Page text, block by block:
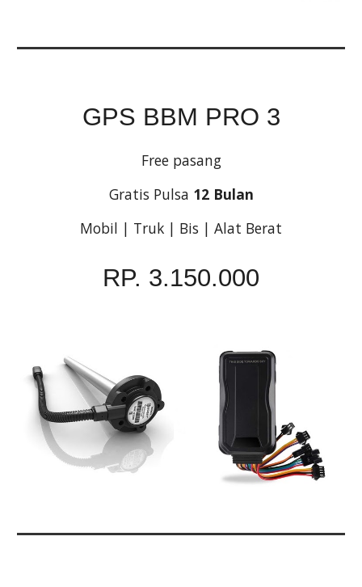
GPS BBM PRO 3
Free pasang
Gratis Pulsa 12 Bulan
Mobil | Truk | Bis | Alat Berat
RP. 3.150.000